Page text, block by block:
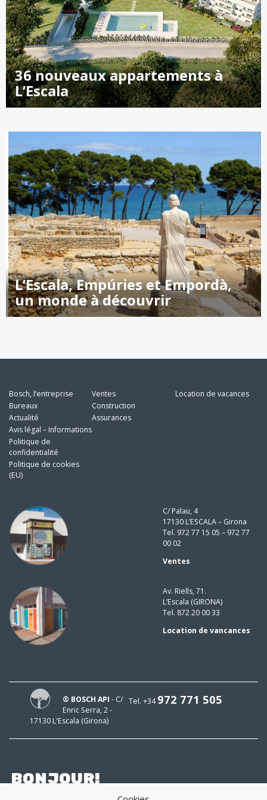
36 nouveaux appartements à
L’Escala
L’Escala, Empúries et Empordà,
un monde à découvrir
Bosch, l’entreprise
Bureaux
Actualité
Avis légal – Informations
Politique de
confidentialité
Politique de cookies
(EU)
Ventes
Construction
Assurances
Location de vacances
C/ Palau, 4
17130 L’ESCALA – Girona
Tel. 972 77 15 05 – 972 77
00 02
Ventes
Av. Riells, 71.
L’Escala (GIRONA)
Tel. 872 20 00 33
Location de vancances
Tel. +34972 771 505
® BOSCH API - C/
Enric Serra, 2 -
17130 L'Escala (Girona)
BONJOUR!